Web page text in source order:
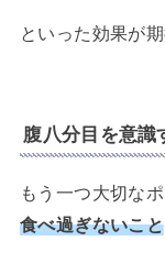
といった効果が期
腹八分目を意識
もう一つ大切なポ
食べ過ぎないこと